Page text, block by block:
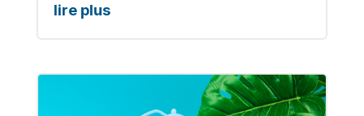
lire plus